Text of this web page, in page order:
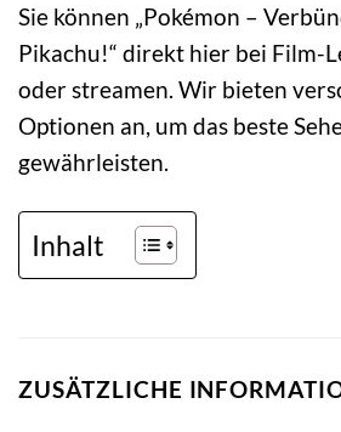
Sie können „Pokémon –
Pikachu!“ direkt hier bei Film-
oder streamen. Wir bieten
Optionen an, um das beste
gewährleisten.
Inhalt
ZUSÄTZLICHE